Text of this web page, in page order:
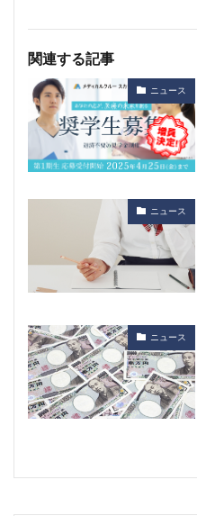
関連する記事
ニュース
ニュース
ニュース